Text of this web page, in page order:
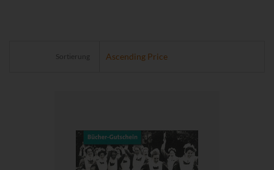
Sortierung